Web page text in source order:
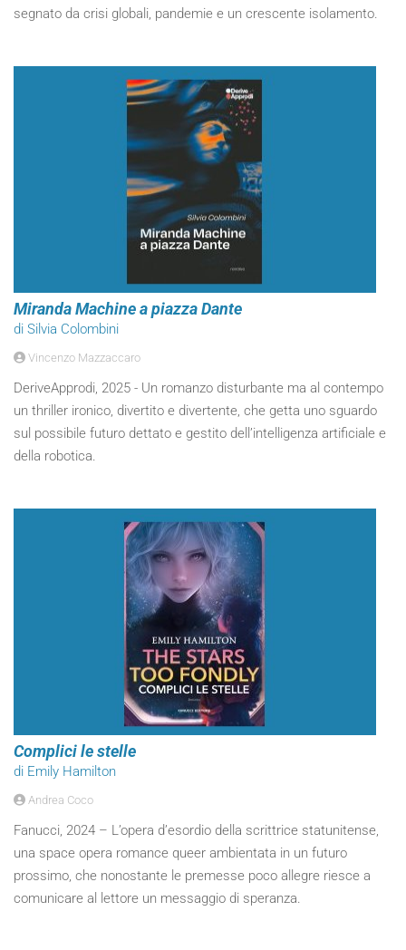
segnato da crisi globali, pandemie e un crescente isolamento.
Miranda Machine a piazza Dante
di Silvia Colombini
Vincenzo Mazzaccaro
DeriveApprodi, 2025 - Un romanzo disturbante ma al contempo
un thriller ironico, divertito e divertente, che getta uno sguardo
sul possibile futuro dettato e gestito dell’intelligenza artificiale e
della robotica.
Complici le stelle
di Emily Hamilton
Andrea Coco
Fanucci, 2024 – L’opera d’esordio della scrittrice statunitense,
una space opera romance queer ambientata in un futuro
prossimo, che nonostante le premesse poco allegre riesce a
comunicare al lettore un messaggio di speranza.